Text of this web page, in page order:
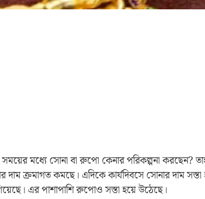
মধ্যে সোনা বা রুপো কেনার পরিকল্পনা করছেন?
ক্রমাগত কমছে। এদিকে কার্যদিবসে সোনার দাম
এর পাশাপাশি রুপোও সস্তা হয়ে উঠেছে।